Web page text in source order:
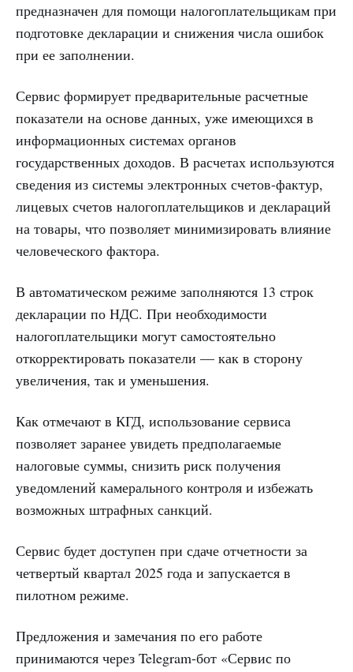
предназначен для помощи налогоплательщикам при
подготовке декларации и снижения числа ошибок
при ее заполнении.
Сервис формирует предварительные расчетные
показатели на основе данных, уже имеющихся в
информационных системах органов
государственных доходов. В расчетах используются
сведения из системы электронных счетов-фактур,
лицевых счетов налогоплательщиков и деклараций
на товары, что позволяет минимизировать влияние
человеческого фактора.
В автоматическом режиме заполняются 13 строк
декларации по НДС. При необходимости
налогоплательщики могут самостоятельно
откорректировать показатели — как в сторону
увеличения, так и уменьшения.
Как отмечают в КГД, использование сервиса
позволяет заранее увидеть предполагаемые
налоговые суммы, снизить риск получения
уведомлений камерального контроля и избежать
возможных штрафных санкций.
Сервис будет доступен при сдаче отчетности за
четвертый квартал 2025 года и запускается в
пилотном режиме.
Предложения и замечания по его работе
принимаются через Telegram-бот «Сервис по